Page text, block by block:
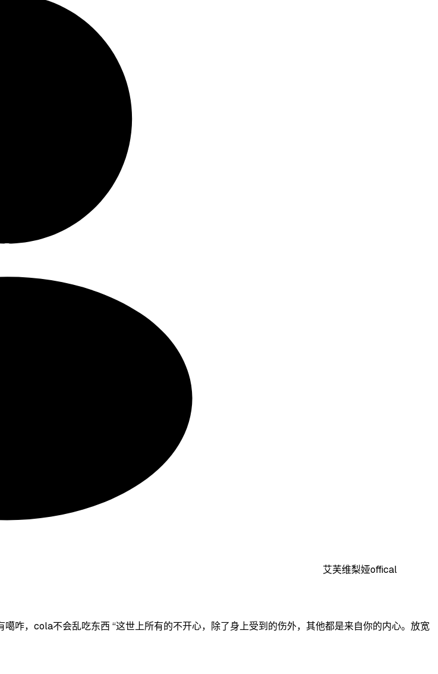
艾芙维梨娅offical
咋，cola不会乱吃东西 “这世上所有的不开心，除了身上受到的伤外，其他都是来自你的内心。放宽